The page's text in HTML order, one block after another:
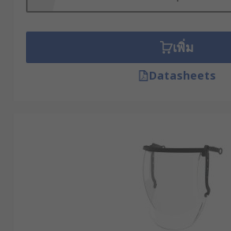
ออกแบบมาให้มีน้ำหนักเบา กระจ
สวมใส่ได้นานโดยไม่เมื่อยล้า ให้
วัสดุใส คุณภาพสูง ช่วยให้ผู้ใช้งาน
ประเภทของเฟซชีลด์
เพิ่ม
Datasheets